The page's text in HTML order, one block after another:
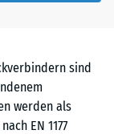
sind
werden als
EN 1177